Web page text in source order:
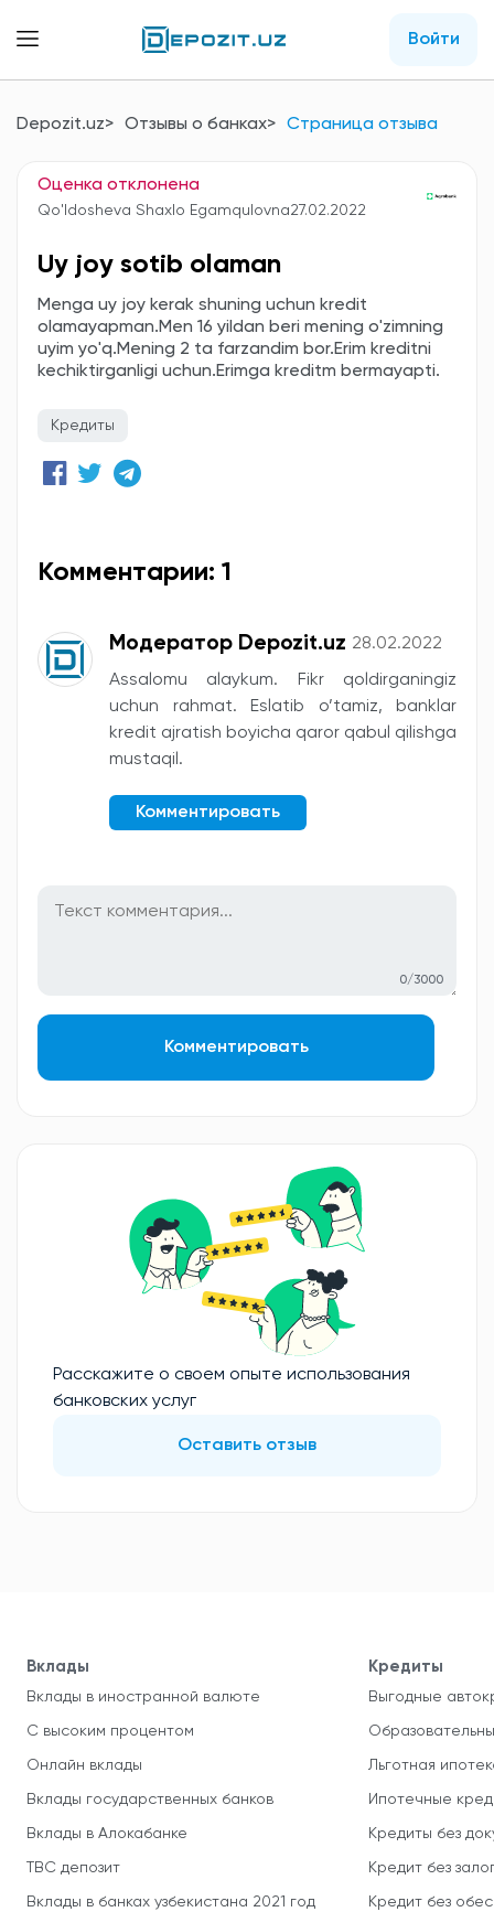
Войти
Depozit.uz Отзывы о банках Страница отзыва
Оценка отклонена
Qo'ldosheva Shaxlo Egamqulovna27.02.2022
Uy joy sotib olaman
Menga uy joy kerak shuning uchun kredit
olamayapman.Men 16 yildan beri mening o'zimning
uyim yo'q.Mening 2 ta farzandim bor.Erim kreditni
kechiktirganligi uchun.Erimga kreditm bermayapti.
Кредиты
Комментарии: 1
Модератор Depozit.uz 28.02.2022
Assalomu alaykum. Fikr qoldirganingiz
uchun rahmat. Eslatib o’tamiz, banklar
kredit ajratish boyicha qaror qabul qilishga
mustaqil.
Комментировать
0/3000
Комментировать
Расскажите о своем опыте использования
банковских услуг
Оставить отзыв
Вклады
Вклады в иностранной валюте
С высоким процентом
Онлайн вклады
Вклады государственных банков
Вклады в Алокабанке
TBC депозит
Вклады в банках узбекистана 2021 год
Кредиты
Выгодные
Льготная
Ипотечные
Кредиты без
Кредит без
Кредит без